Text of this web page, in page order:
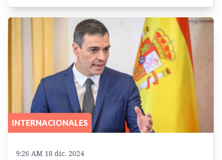
INTERNACIONALES
9:26 AM 18 dic. 2024